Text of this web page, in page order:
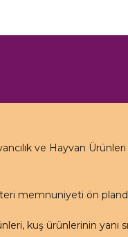
ve Hayvan Ürünleri
memnuniyeti ön
kuş ürünlerinin yanı